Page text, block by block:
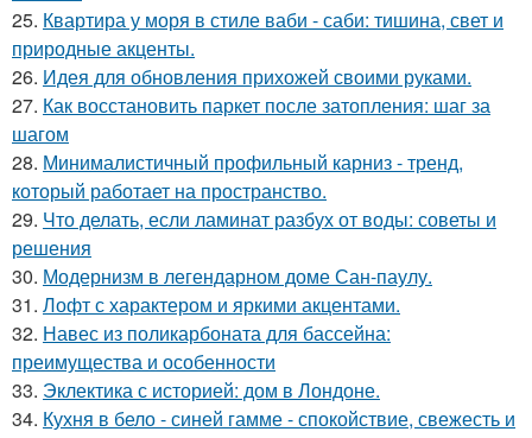
25. Квартира у моря в стиле ваби - саби: тишина, свет и
природные акценты.
26. Идея для обновления прихожей своими руками.
27. Как восстановить паркет после затопления: шаг за
шагом
28. Минималистичный профильный карниз - тренд,
который работает на пространство.
29. Что делать, если ламинат разбух от воды: советы и
решения
30. Модернизм в легендарном доме Сан-паулу.
31. Лофт с характером и яркими акцентами.
32. Навес из поликарбоната для бассейна:
преимущества и особенности
33. Эклектика с историей: дом в Лондоне.
34. Кухня в бело - синей гамме - спокойствие, свежесть и